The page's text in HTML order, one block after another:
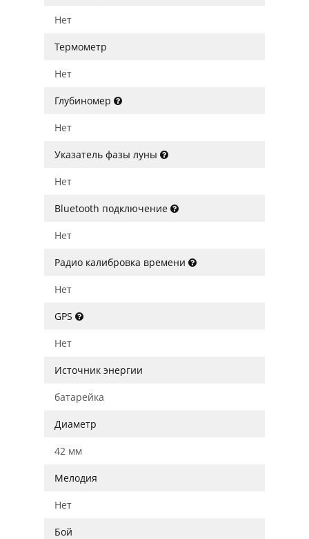
Нет
Термометр
Нет
Глубиномер
Нет
Указатель фазы луны
Нет
Bluetooth подключение
Нет
Радио калибровка времени
Нет
GPS
Нет
Источник энергии
батарейка
Диаметр
42 мм
Мелодия
Нет
Бой